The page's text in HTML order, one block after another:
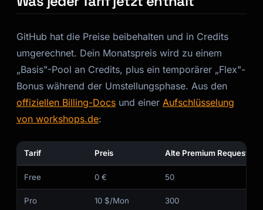
GitHub hat die Preise beibehalten und in Credits
umgerechnet. Dein Monatspreis wird zu einem
„Basis"-Pool an Credits, plus ein temporärer „Flex"-
Bonus während der Umstellungsphase. Aus den
offiziellen Billing-Docs und einer Aufschlüsselung
von workshops.de:
Tarif Preis Alte Premium Requests
Free 0 € 50
Pro 10 $/Mon 300